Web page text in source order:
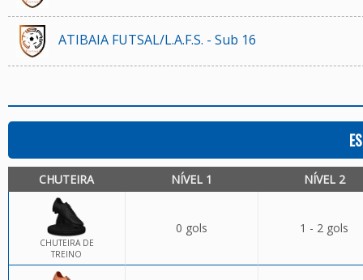
ATIBAIA FUTSAL/L.A.F.S. - Sub 16
CHUTEIRA NÍVEL 1 NÍVEL 2
CHUTEIRA DE
TREINO
0 gols 1 - 2 gols